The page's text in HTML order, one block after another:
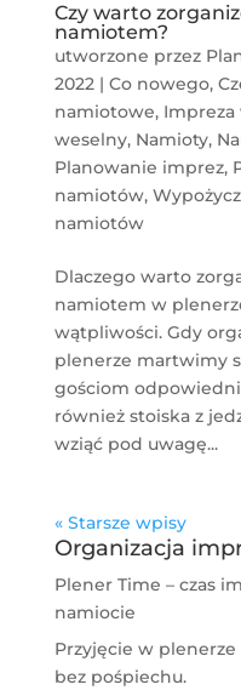
Czy warto
namiotem?
utworzone przez
2022| Co nowego,
namiotowe, Impreza
weselny, Namioty,
Planowanie imprez,
namiotów,
namiotów
Dlaczego warto
namiotem w
wątpliwości. Gdy
plenerze martwimy
gościom
również stoiska z
wziąć pod uwagę...
« Starsze wpisy
Organizacja
Plener Time – czas
namiocie
Przyjęcie w
bez pośpiechu.